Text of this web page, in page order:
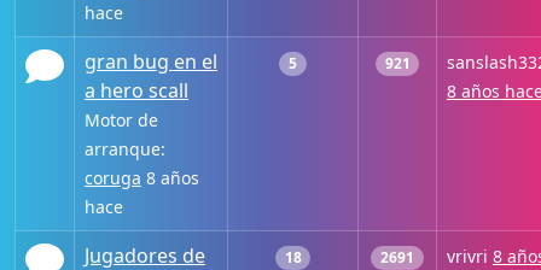
hace
gran bug en el
a hero scall
Motor de
arranque:
coruga 8 años
hace
5 921
8 años
Jugadores de
18 2691 vrivri 8